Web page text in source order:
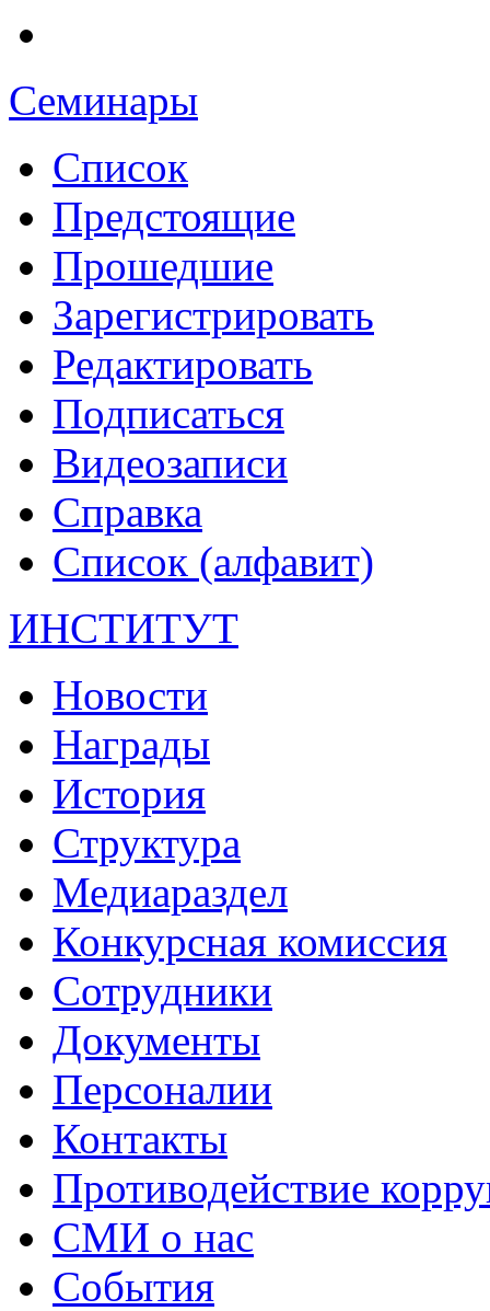
Семинары
Список
Предстоящие
Прошедшие
Зарегистрировать
Редактировать
Подписаться
Видеозаписи
Справка
Список (алфавит)
ИНСТИТУТ
Новости
Награды
История
Структура
Медиараздел
Конкурсная комиссия
Сотрудники
Документы
Персоналии
Контакты
Противодействие
СМИ о нас
События